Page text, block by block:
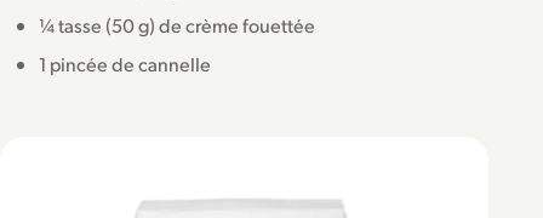
¼ tasse (50 g) de crème fouettée
1 pincée de cannelle